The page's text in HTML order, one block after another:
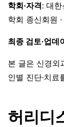
학회·자격: 대
학회 종신회원
최종 검토·업데
본 글은 신경외
인별 진단·치료
허리디